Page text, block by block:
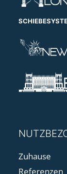
Zuhause
Referenzen